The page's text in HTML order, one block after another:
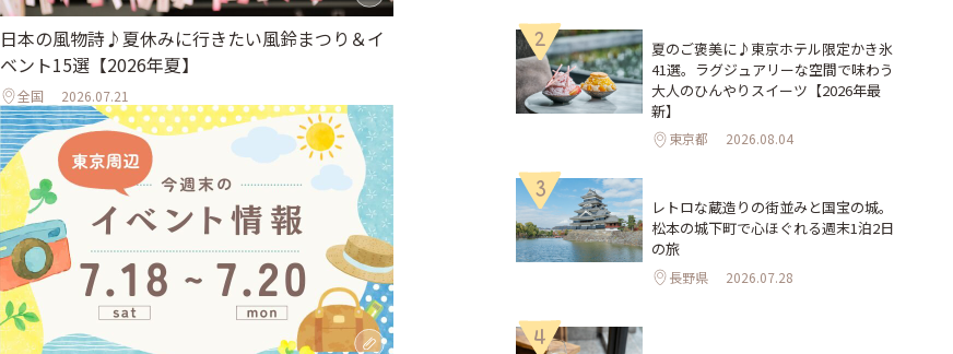
日本の風物詩♪夏休みに行きたい風鈴まつり＆イ
ベント15選【2026年夏】
全国 2026.07.21
2
夏のご褒美に♪東京ホテル限定かき氷
41選。ラグジュアリーな空間で味わう
大人のひんやりスイーツ【2026年最
新】
東京都 2026.08.04
3
レトロな蔵造りの街並みと国宝の城。
松本の城下町で心ほぐれる週末1泊2日
の旅
長野県 2026.07.28
4